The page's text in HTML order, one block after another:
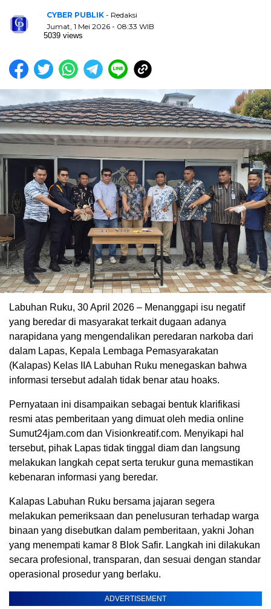
CYBER PUBLIK - Redaksi
Jumat, 1 Mei 2026 - 08:33 WIB
5039 views
Labuhan Ruku, 30 April 2026 – Menanggapi isu negatif
yang beredar di masyarakat terkait dugaan adanya
narapidana yang mengendalikan peredaran narkoba dari
dalam Lapas, Kepala Lembaga Pemasyarakatan
(Kalapas) Kelas IIA Labuhan Ruku menegaskan bahwa
informasi tersebut adalah tidak benar atau hoaks.
Pernyataan ini disampaikan sebagai bentuk klarifikasi
resmi atas pemberitaan yang dimuat oleh media online
Sumut24jam.com dan Visionkreatif.com. Menyikapi hal
tersebut, pihak Lapas tidak tinggal diam dan langsung
melakukan langkah cepat serta terukur guna memastikan
kebenaran informasi yang beredar.
Kalapas Labuhan Ruku bersama jajaran segera
melakukan pemeriksaan dan penelusuran terhadap warga
binaan yang disebutkan dalam pemberitaan, yakni Johan
yang menempati kamar 8 Blok Safir. Langkah ini dilakukan
secara profesional, transparan, dan sesuai dengan standar
operasional prosedur yang berlaku.
ADVERTISEMENT